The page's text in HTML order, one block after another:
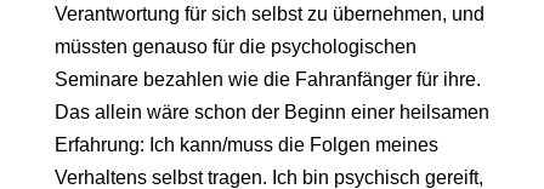
Verantwortung für sich selbst zu übernehmen, und
müssten genauso für die psychologischen
Seminare bezahlen wie die Fahranfänger für ihre.
Das allein wäre schon der Beginn einer heilsamen
Erfahrung: Ich kann/muss die Folgen meines
Verhaltens selbst tragen. Ich bin psychisch gereift,